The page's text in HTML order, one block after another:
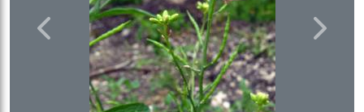
Previous Next